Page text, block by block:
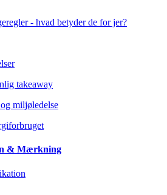
- hvad betyder de for jer?
takeaway
miljøledelse
& Mærkning